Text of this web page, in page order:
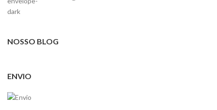
NOSSO BLOG
ENVIO